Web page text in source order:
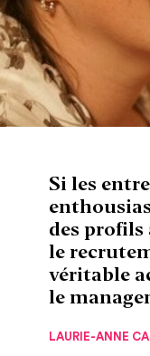
Si les
des
le
véritable
le
LAURIE-ANNE